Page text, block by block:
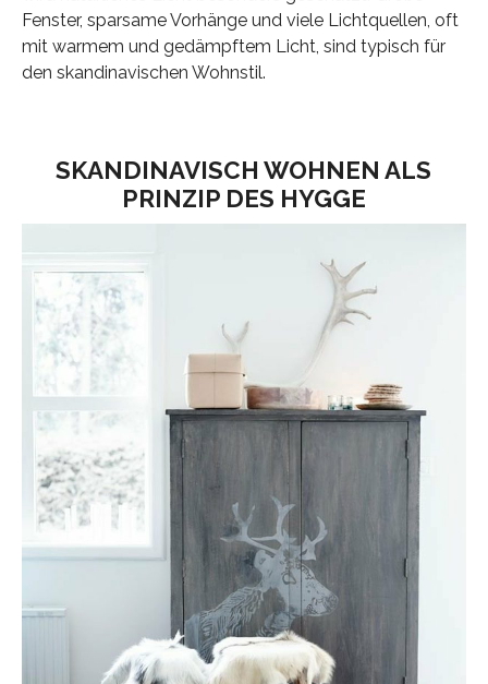
Fenster, sparsame Vorhänge und viele Lichtquellen, oft
mit warmem und gedämpftem Licht, sind typisch für
den skandinavischen Wohnstil.
SKANDINAVISCH WOHNEN ALS
PRINZIP DES HYGGE